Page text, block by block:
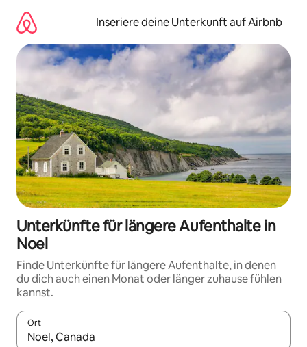
Inhalten
springen
Inseriere deine Unterkunft auf Airbnb
Unterkünfte für längere Aufenthalte in
Noel
Finde Unterkünfte für längere Aufenthalte, in denen
du dich auch einen Monat oder länger zuhause fühlen
kannst.
Ort
Wenn Ergebnisse verfügbar sind, navigiere mit den